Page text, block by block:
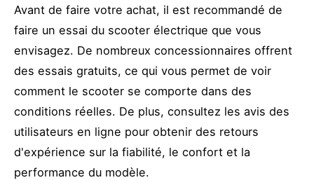
Avant de faire votre achat, il est recommandé de
faire un essai du scooter électrique que vous
envisagez. De nombreux concessionnaires offrent
des essais gratuits, ce qui vous permet de voir
comment le scooter se comporte dans des
conditions réelles. De plus, consultez les avis des
utilisateurs en ligne pour obtenir des retours
d'expérience sur la fiabilité, le confort et la
performance du modèle.